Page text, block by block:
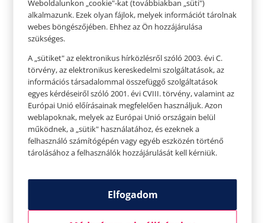
Semmi sem öregíti gyorsabban, mint a nap!
Minden alkalommal, amikor a bőrünk megég,
fényvédő krémet akkor is, ha csak az utcán
sétálunk a napsütésben.
Igyunk több vizet!
Igen, a víz az öregedés ellen is szükséges! Ne
menjünk sehova víz nélkül. A víz segíti a bőr
hidratáltságát, megakadályozva annak
kívül is van még számtalan pozitív hatása, ami
miatt a napi 2 liter víz megivása erősen ajánlott.
Weboldalunkon „cookie"-kat (továbbiakban „süti")
alkalmazunk. Ezek olyan fájlok, melyek információt tárolnak
webes böngészőjében. Ehhez az Ön hozzájárulása
szükséges.
A „sütiket" az elektronikus hírközlésről szóló 2003. évi C.
törvény, az elektronikus kereskedelmi szolgáltatások, az
információs társadalommal összefüggő szolgáltatások
egyes kérdéseiről szóló 2001. évi CVIII. törvény, valamint az
Európai Unió előírásainak megfelelően használjuk. Azon
weblapoknak, melyek az Európai Unió országain belül
működnek, a „sütik" használatához, és ezeknek a
felhasználó számítógépén vagy egyéb eszközén történő
tárolásához a felhasználók hozzájárulását kell kérniük.
Elfogadom